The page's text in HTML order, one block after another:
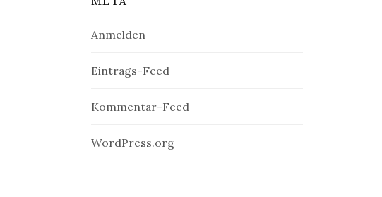
Anmelden
Eintrags-Feed
Kommentar-Feed
WordPress.org